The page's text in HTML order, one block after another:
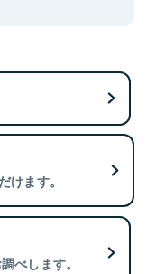
けます。
べします。